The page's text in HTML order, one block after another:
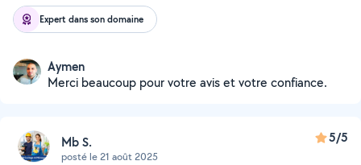
Expert dans son domaine
Aymen
Merci beaucoup pour votre avis et votre confiance.
Mb S.
posté le 21 août 2025
5/5